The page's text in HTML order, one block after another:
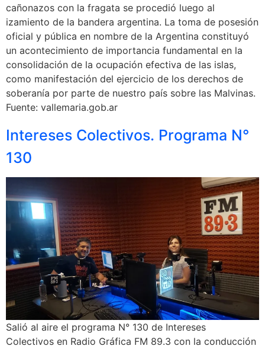
cañonazos con la fragata se procedió luego al
izamiento de la bandera argentina. La toma de posesión
oficial y pública en nombre de la Argentina constituyó
un acontecimiento de importancia fundamental en la
consolidación de la ocupación efectiva de las islas,
como manifestación del ejercicio de los derechos de
soberanía por parte de nuestro país sobre las Malvinas.
Fuente: vallemaria.gob.ar
Intereses Colectivos. Programa N°
130
Salió al aire el programa N° 130 de Intereses
Colectivos en Radio Gráfica FM 89.3 con la conducción